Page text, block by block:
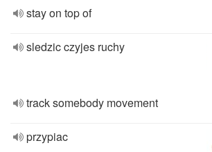
stay on top of
sledzic czyjes ruchy
track somebody movement
przypiac